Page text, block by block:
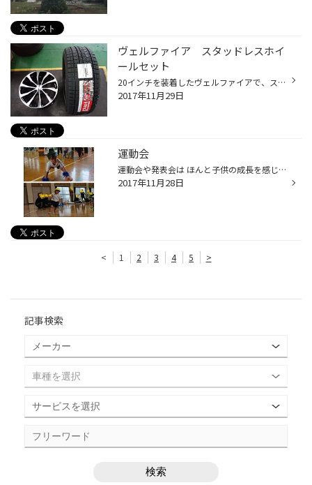
ヴェルファイア スタッドレスホイ
ールセット
20インチを装着したヴェルファイアで、スタッドレスタイヤをご検討。 「20インチのスタッドレスって高いやろ～」と言われていましたが、 春＆冬に20インチの組み替えをするのは、タイヤを傷める可能性があり とてもリスクが高いのと、履き替え工賃がとても高く付く事から、 もともとの純正サイズの1...
2017年11月29日
運動会
運動会や発表会は ほんと子供の成長を感じます(ToT)!! とくに上のお兄ちゃん！ いろいろできるようになったなぁ～ と思いました(*´∀`)♪ 妹は初めての運動会で 始めの方は少し泣いていましたが ダンスなどでは曲がかかると 上手に踊れていてホッとしました(о´∀`о) まだまだこれからの成長が楽しみです♪
2017年11月28日
< 1 2 3 4 5 >
記事検索